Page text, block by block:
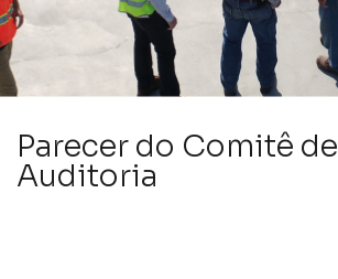
Parecer do Comitê de
Auditoria